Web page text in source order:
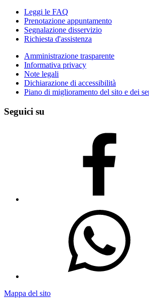
Leggi le FAQ
Prenotazione appuntamento
Segnalazione disservizio
Richiesta d'assistenza
Amministrazione trasparente
Informativa privacy
Note legali
Dichiarazione di accessibilità
Piano di miglioramento del sito e dei
Seguici su
Mappa del sito